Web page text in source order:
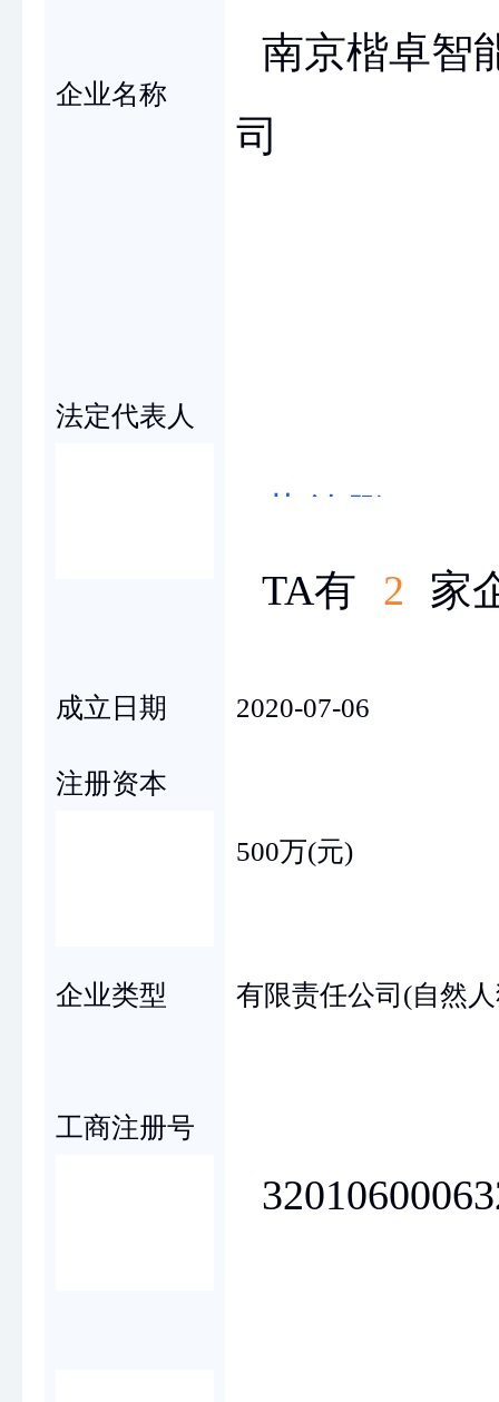
企业名称
南京楷卓智
司
法定代表人
TA有
2 家
成立日期 2020-07-06
注册资本
500万(元)
企业类型 有限责任公司(自然
工商注册号